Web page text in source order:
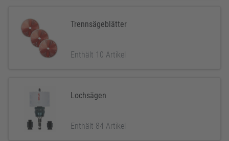
Trennsägeblätter
Enthält 10 Artikel
Lochsägen
Enthält 84 Artikel